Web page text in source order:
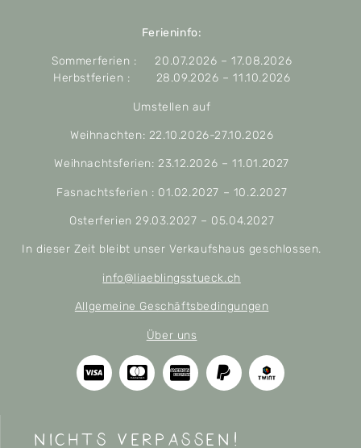
Ferieninfo:
Sommerferien : 20.07.2026 – 17.08.2026
Herbstferien : 28.09.2026 – 11.10.2026
Umstellen auf
Weihnachten: 22.10.2026-27.10.2026
Weihnachtsferien: 23.12.2026 – 11.01.2027
Fasnachtsferien : 01.02.2027 – 10.2.2027
Osterferien 29.03.2027 – 05.04.2027
In dieser Zeit bleibt unser Verkaufshaus geschlossen.
info@liaeblingsstueck.ch
Allgemeine Geschäftsbedingungen
Über uns
nichts verpassen!